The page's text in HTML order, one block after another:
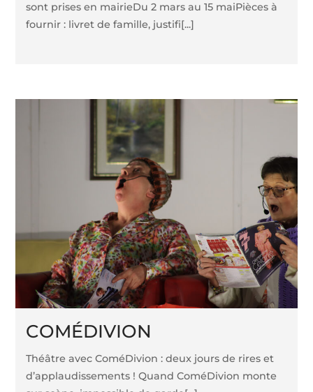
sont prises en mairieDu 2 mars au 15 maiPièces à
fournir : livret de famille, justifi[...]
COMÉDIVION
Théâtre avec ComéDivion : deux jours de rires et
d’applaudissements ! Quand ComéDivion monte